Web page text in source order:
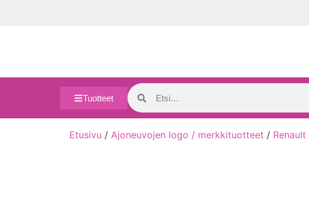
Tuotteet
Etusivu / Ajoneuvojen logo / merkkituotteet / Renault